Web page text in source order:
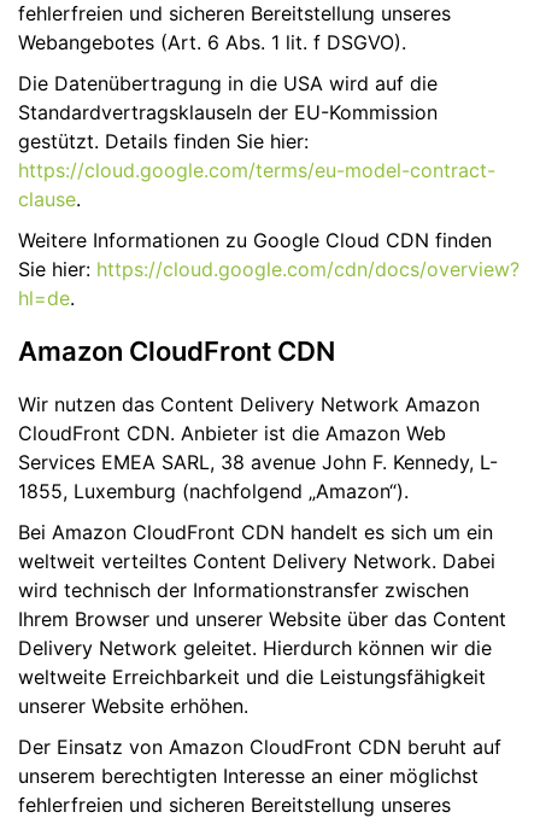
fehlerfreien und sicheren Bereitstellung unseres
Webangebotes (Art. 6 Abs. 1 lit. f DSGVO).
Die Datenübertragung in die USA wird auf die
Standardvertragsklauseln der EU-Kommission
gestützt. Details finden Sie hier:
https://cloud.google.com/terms/eu-model-contract-
clause.
Weitere Informationen zu Google Cloud CDN finden
Sie hier: https://cloud.google.com/cdn/docs/overview?
hl=de.
Amazon CloudFront CDN
Wir nutzen das Content Delivery Network Amazon
CloudFront CDN. Anbieter ist die Amazon Web
Services EMEA SARL, 38 avenue John F. Kennedy, L-
1855, Luxemburg (nachfolgend „Amazon“).
Bei Amazon CloudFront CDN handelt es sich um ein
weltweit verteiltes Content Delivery Network. Dabei
wird technisch der Informationstransfer zwischen
Ihrem Browser und unserer Website über das Content
Delivery Network geleitet. Hierdurch können wir die
weltweite Erreichbarkeit und die Leistungsfähigkeit
unserer Website erhöhen.
Der Einsatz von Amazon CloudFront CDN beruht auf
unserem berechtigten Interesse an einer möglichst
fehlerfreien und sicheren Bereitstellung unseres